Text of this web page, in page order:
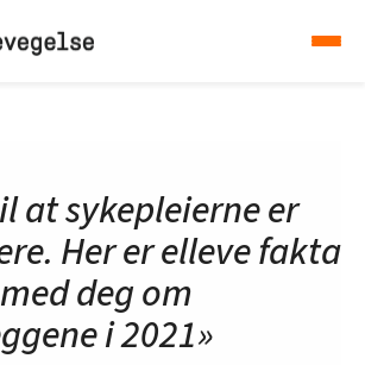
at sykepleierne er
Her er elleve fakta
deg om
i 2021»